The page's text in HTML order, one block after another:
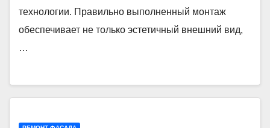
технологии. Правильно выполненный монтаж
обеспечивает не только эстетичный внешний вид,
…